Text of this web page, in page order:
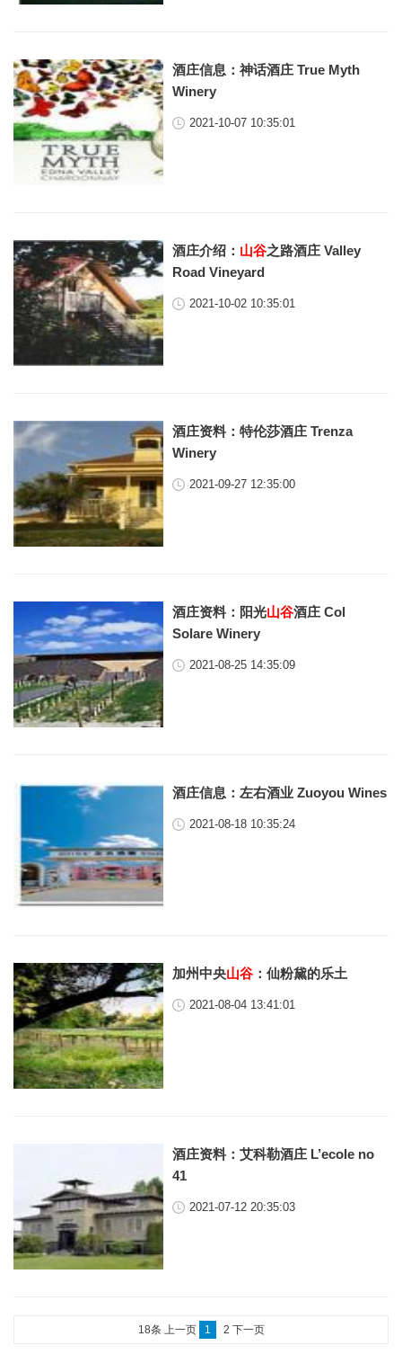
酒庄信息：神话酒庄 True Myth
Winery
2021-10-07 10:35:01
酒庄介绍： 山谷之路酒庄 Valley
Road Vineyard
2021-10-02 10:35:01
酒庄资料：特伦莎酒庄 Trenza
Winery
2021-09-27 12:35:00
酒庄资料：阳光山谷酒庄 Col
Solare Winery
2021-08-25 14:35:09
酒庄信息：左右酒业 Zuoyou Wines
2021-08-18 10:35:24
加州中央山谷 ：仙粉黛的乐土
2021-08-04 13:41:01
酒庄资料：艾科勒酒庄 L’ecole no
41
2021-07-12 20:35:03
18条 上一页 1 2 下一页